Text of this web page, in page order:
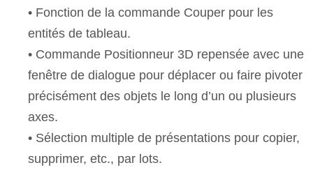
• Fonction de la commande Couper pour les
entités de tableau.
• Commande Positionneur 3D repensée avec une
fenêtre de dialogue pour déplacer ou faire pivoter
précisément des objets le long d’un ou plusieurs
axes.
• Sélection multiple de présentations pour copier,
supprimer, etc., par lots.